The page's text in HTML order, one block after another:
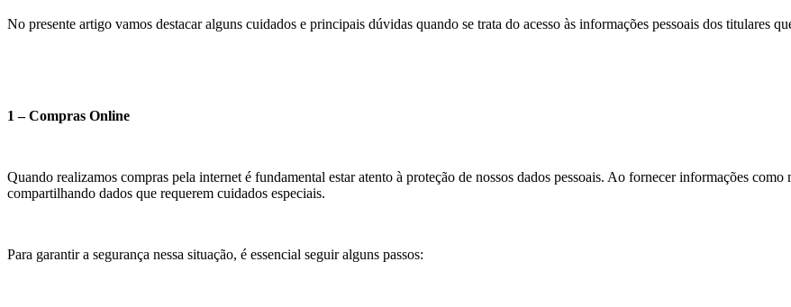
No presente artigo vamos destacar alguns cuidados e principais dúvidas quando se trata do acesso às informações pessoais dos titulares
1 – Compras Online
Quando realizamos compras pela internet é fundamental estar atento à proteção de nossos dados pessoais. Ao fornecer informações
compartilhando dados que requerem cuidados especiais.
Para garantir a segurança nessa situação, é essencial seguir alguns passos: